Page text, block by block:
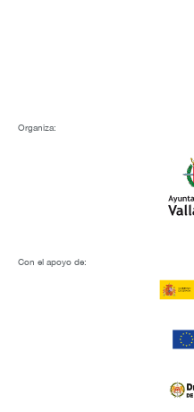
Organiza:
Con el apoyo de: